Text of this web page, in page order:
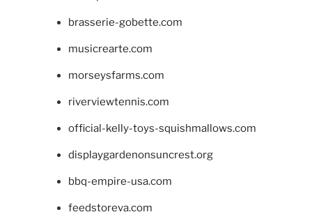
brasserie-gobette.com
musicrearte.com
morseysfarms.com
riverviewtennis.com
official-kelly-toys-squishmallows.com
displaygardenonsuncrest.org
bbq-empire-usa.com
feedstoreva.com